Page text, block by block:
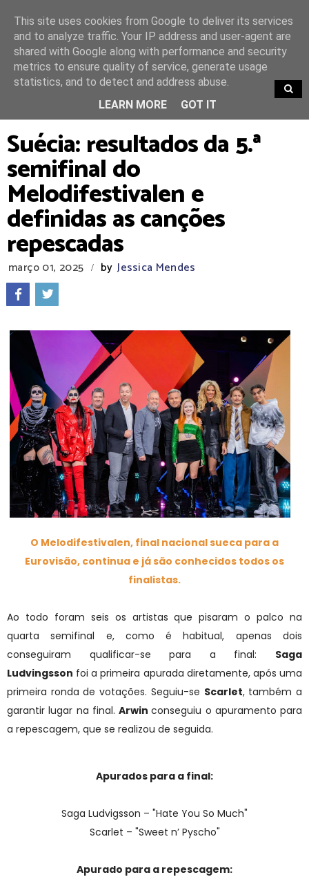
TRENDING
Suécia: resultados da 5.ª
semifinal do
Melodifestivalen e
definidas as canções
repescadas
março 01, 2025 / by Jessica Mendes
O Melodifestivalen, final nacional sueca para a
Eurovisão, continua e já são conhecidos todos os
finalistas.
Ao todo foram seis os artistas que pisaram o palco na
quarta semifinal e, como é habitual, apenas dois
conseguiram qualificar-se para a final: Saga
Ludvingsson foi a primeira apurada diretamente, após uma
primeira ronda de votações. Seguiu-se Scarlet, também a
garantir lugar na final. Arwinconseguiu o apuramento para
a repescagem, que se realizou de seguida.
Apurados para a final:
Saga Ludvigsson – "Hate You So Much"
Scarlet – "Sweet n’ Pyscho"
Apurado para a repescagem:
This site uses cookies from Google to deliver its services
and to analyze traffic. Your IP address and user-agent are
shared with Google along with performance and security
metrics to ensure quality of service, generate usage
statistics, and to detect and address abuse.
LEARN MORE
GOT IT